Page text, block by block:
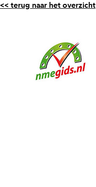
<< terug naar het overzicht